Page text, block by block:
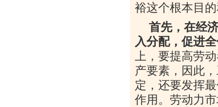
裕这个根本目
首先，在经
入分配，促进
上，要提高劳
产要素，因此
定，还要发挥
作用。劳动力